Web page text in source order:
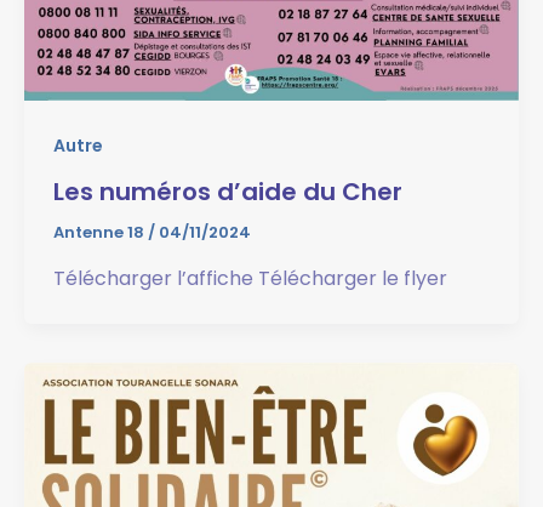
Autre
Les numéros d’aide du Cher
Antenne 18 / 04/11/2024
Télécharger l’affiche Télécharger le flyer